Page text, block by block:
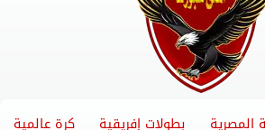
المصرية بطولات إفريقية كرة عالمية